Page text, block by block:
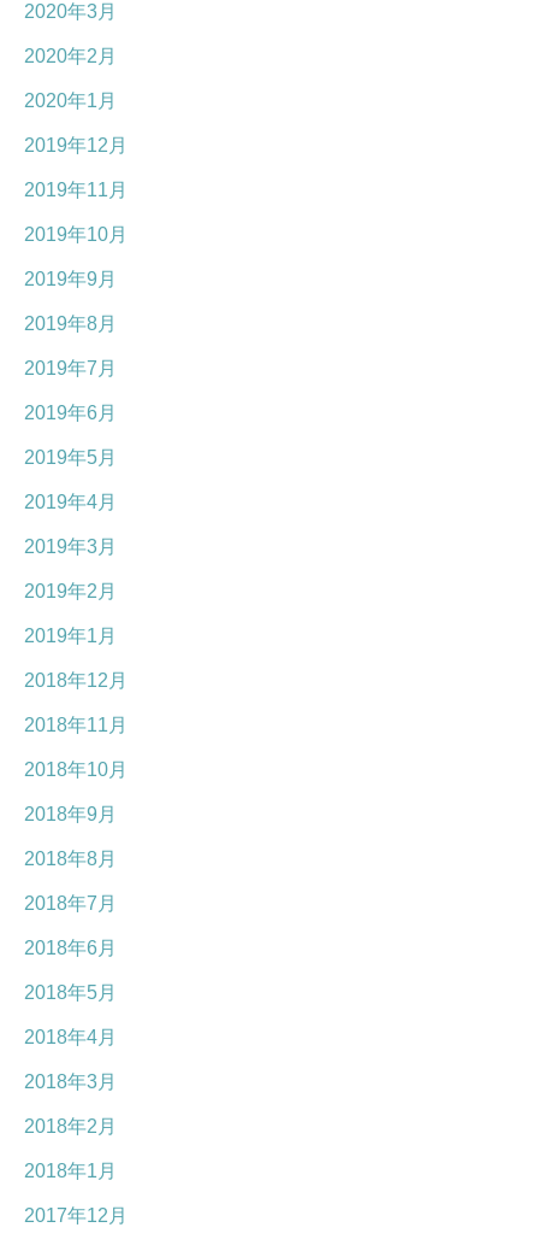
2020年3月
2020年2月
2020年1月
2019年12月
2019年11月
2019年10月
2019年9月
2019年8月
2019年7月
2019年6月
2019年5月
2019年4月
2019年3月
2019年2月
2019年1月
2018年12月
2018年11月
2018年10月
2018年9月
2018年8月
2018年7月
2018年6月
2018年5月
2018年4月
2018年3月
2018年2月
2018年1月
2017年12月